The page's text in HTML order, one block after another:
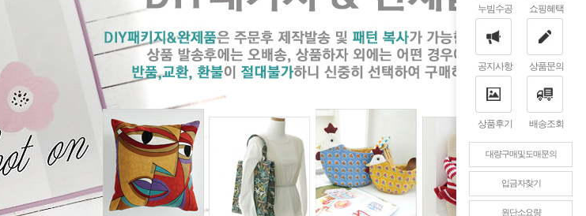
누빔수공 쇼핑혜택
공지사항 상품문의
상품후기 배송조회
대량구매및도매문의
입금자찾기
원단소요량